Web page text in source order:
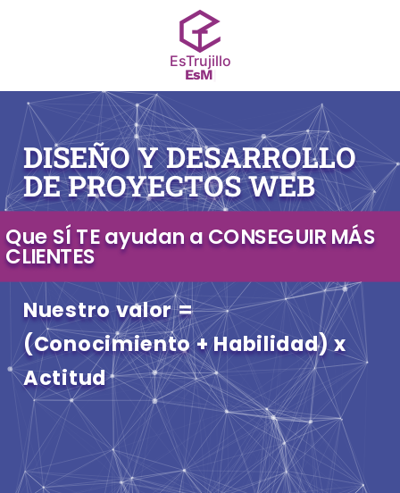
EsTrujillo
Marke
DISEÑO Y DESARROLLO
DE PROYECTOS WEB
Que SÍ TE ayudan a CONSEGUIR MÁS
CLIENTES
Nuestro valor =
(Conocimiento + Habilidad) x
Actitud